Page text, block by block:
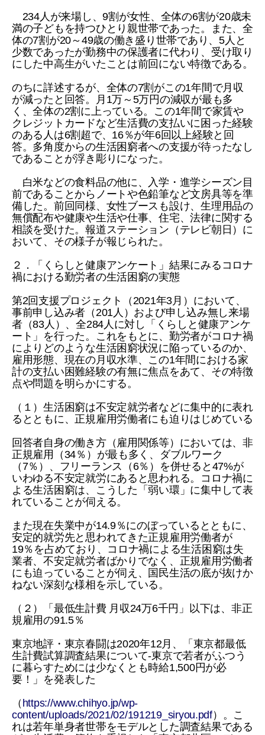
234人が来場し、9割が女性、全体の6割が20歳未
満の子どもを持つひとり親世帯であった。また、全
体の7割が20～49歳の働き盛り世帯であり、5人と
少数であったが勤務中の保護者に代わり、受け取り
にした中高生がいたことは前回にない特徴である。
のちに詳述するが、全体の7割がこの1年間で月収
が減ったと回答。月1万～5万円の減収が最も多
く、全体の2割に上っている。この1年間で家賃や
クレジットカードなど生活費の支払いに困った経験
のある人は6割超で、16％が年6回以上経験と回
答。多角度からの生活困窮者への支援が待ったなし
であることが浮き彫りになった。
白米などの食料品の他に、入学・進学シーズン目
前であることからノートや色鉛筆など文房具等を準
備した。前回同様、女性ブースも設け、生理用品の
無償配布や健康や生活や仕事、住宅、法律に関する
相談を受けた。報道ステーション（テレビ朝日）に
おいて、その様子が報じられた。
２．「くらしと健康アンケート」結果にみるコロナ
禍における勤労者の生活困窮の実態
第2回支援プロジェクト（2021年3月）において、
事前申し込み者（201人）および申し込み無し来場
者（83人）、全284人に対し「くらしと健康アンケ
ート」を行った。これをもとに、勤労者がコロナ禍
によりどのような生活困窮状況に陥っているのか、
雇用形態、現在の月収水準、この1年間における家
計の支払い困難経験の有無に焦点をあて、その特徴
点や問題を明らかにする。
（１）生活困窮は不安定就労者などに集中的に表れ
るとともに、正規雇用労働者にも迫りはじめている
回答者自身の働き方（雇用関係等）においては、非
正規雇用（34％）が最も多く、ダブルワーク
（7％）、フリーランス（6％）を併せると47%が
いわゆる不安定就労にあると思われる。コロナ禍に
よる生活困窮は、こうした「弱い環」に集中して表
れていることが伺える。
また現在失業中が14.9％にのぼっているとともに、
安定的就労先と思われてきた正規雇用労働者が
19％を占めており、コロナ禍による生活困窮は失
業者、不安定就労者ばかりでなく、正規雇用労働者
にも迫っていることが伺え、国民生活の底が抜けか
ねない深刻な様相を示している。
（２）「最低生計費 月収24万6千円」以下は、非正
規雇用の91.5％
東京地評・東京春闘は2020年12月、「東京都最低
生計費試算調査結果について-東京で若者がふつう
に暮らすためには少なくとも時給1,500円が必
要！」を発表した
（ https://www.chihyo.jp/wp-
content/uploads/2021/02/191219_siryou.pdf）。こ
れは若年単身者世帯をモデルとした調査結果である